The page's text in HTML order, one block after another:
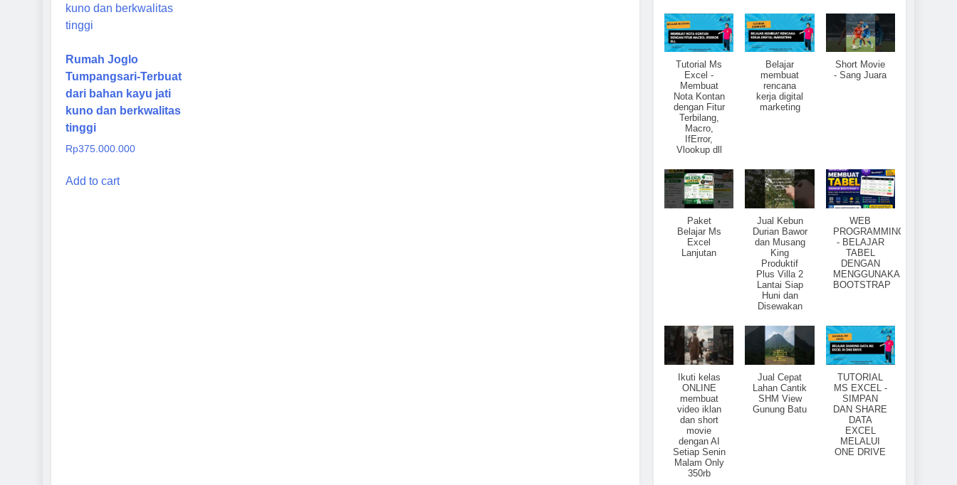
Rumah Joglo
Tumpangsari-Terbuat
dari bahan kayu jati
kuno dan berkwalitas
tinggi
Rp375.000.000
Add to cart
Tutorial Ms
Excel -
Membuat
Nota Kontan
dengan Fitur
Terbilang,
Macro,
IfError,
Vlookup dll
Belajar
membuat
rencana
kerja digital
marketing
Short Movie
- Sang Juara
Paket
Belajar Ms
Excel
Lanjutan
Jual Kebun
Durian Bawor
dan Musang
King
Produktif
Plus Villa 2
Lantai Siap
Huni dan
Disewakan
WEB
PROGRAMMING
- BELAJAR
TABEL
DENGAN
MENGGUNAKAN
BOOTSTRAP
Ikuti kelas
ONLINE
membuat
video iklan
dan short
movie
dengan AI
Setiap Senin
Malam Only
350rb
Jual Cepat
Lahan Cantik
SHM View
Gunung Batu
TUTORIAL
MS EXCEL -
SIMPAN
DAN SHARE
DATA
EXCEL
MELALUI
ONE DRIVE